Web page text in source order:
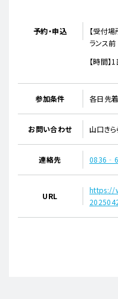
予約・申込
【受付
ランス前
【時
参加条件 各日先
お問い合わせ 山口き
連絡先
URL
https://